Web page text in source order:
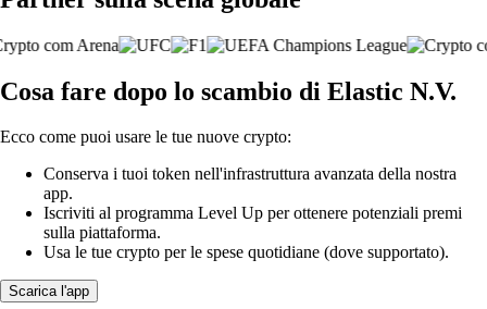
Cosa fare dopo lo scambio di Elastic N.V.
Ecco come puoi usare le tue nuove crypto:
Conserva i tuoi token nell'infrastruttura avanzata della nostra
app.
Iscriviti al programma Level Up per ottenere potenziali premi
sulla piattaforma.
Usa le tue crypto per le spese quotidiane (dove supportato).
Scarica l'app